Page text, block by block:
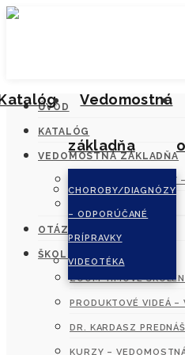
Vedomostná
základňa
CHOROBY/DIAGNÓZY
– ODPORÚČANÉ
PRÍPRAVKY
VIDEOTÉKA
ÚVOD
KATALÓG
VEDOMOSTNÁ ZÁKLADŇA
CHOROBY/DIAGNÓZY
OTÁZKY A ODPOVEDE
ŠKOLENIA A KURZY
ZOOM TÍMOVÉ
PRODUKTOVÉ VIDEÁ –
DR. KARDASZ
KURZY –